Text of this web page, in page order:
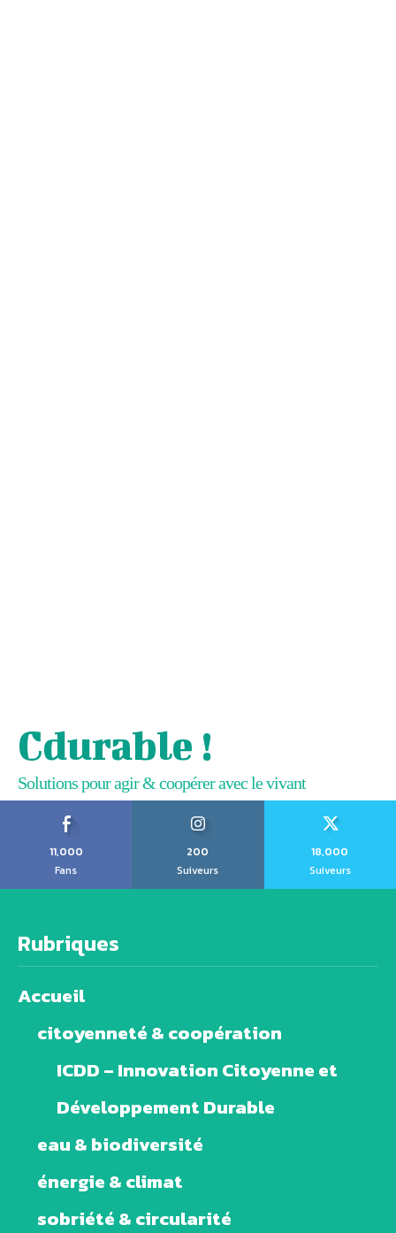
Cdurable !
Solutions pour agir & coopérer avec le vivant
11,000
Fans
200
Suiveurs
18,000
Suiveurs
Rubriques
Accueil
citoyenneté & coopération
ICDD – Innovation Citoyenne et
Développement Durable
eau & biodiversité
énergie & climat
sobriété & circularité